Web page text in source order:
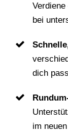
bei
dich
im